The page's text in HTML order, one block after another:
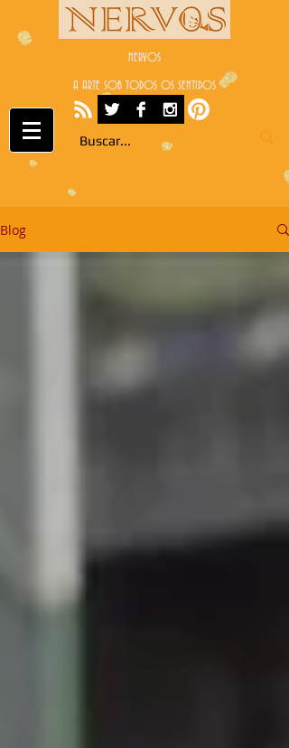
NERVOS
A ARTE SOB TODOS OS SENTIDOS
Blog